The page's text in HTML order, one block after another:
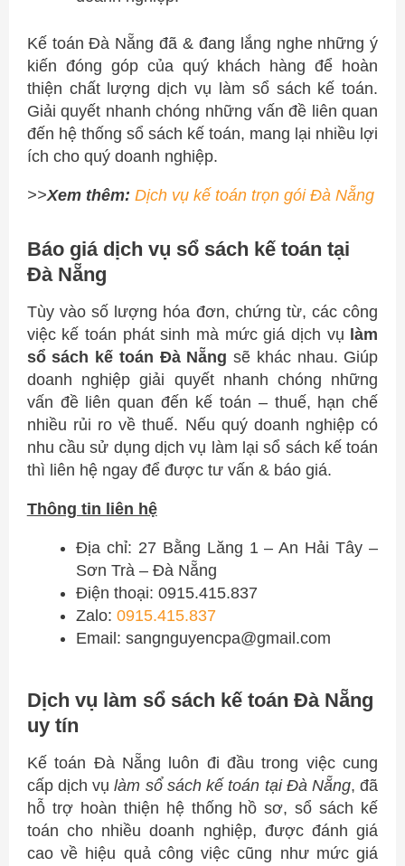
Kế toán Đà Nẵng đã & đang lắng nghe những ý
kiến đóng góp của quý khách hàng để hoàn
thiện chất lượng dịch vụ làm sổ sách kế toán.
Giải quyết nhanh chóng những vấn đề liên quan
đến hệ thống sổ sách kế toán, mang lại nhiều lợi
ích cho quý doanh nghiệp.
>>Xem thêm: Dịch vụ kế toán trọn gói Đà Nẵng
Báo giá dịch vụ sổ sách kế toán tại
Đà Nẵng
Tùy vào số lượng hóa đơn, chứng từ, các công
việc kế toán phát sinh mà mức giá dịch vụ làm
sổ sách kế toán Đà Nẵng sẽ khác nhau. Giúp
doanh nghiệp giải quyết nhanh chóng những
vấn đề liên quan đến kế toán – thuế, hạn chế
nhiều rủi ro về thuế. Nếu quý doanh nghiệp có
nhu cầu sử dụng dịch vụ làm lại sổ sách kế toán
thì liên hệ ngay để được tư vấn & báo giá.
Thông tin liên hệ
Địa chỉ: 27 Bằng Lăng 1 – An Hải Tây –
Sơn Trà – Đà Nẵng
Điện thoại: 0915.415.837
Zalo: 0915.415.837
Email: sangnguyencpa@gmail.com
Dịch vụ làm sổ sách kế toán Đà Nẵng
uy tín
Kế toán Đà Nẵng luôn đi đầu trong việc cung
cấp dịch vụlàm sổ sách kế toán tại Đà Nẵng, đã
hỗ trợ hoàn thiện hệ thống hồ sơ, sổ sách kế
toán cho nhiều doanh nghiệp, được đánh giá
cao về hiệu quả công việc cũng như mức giá